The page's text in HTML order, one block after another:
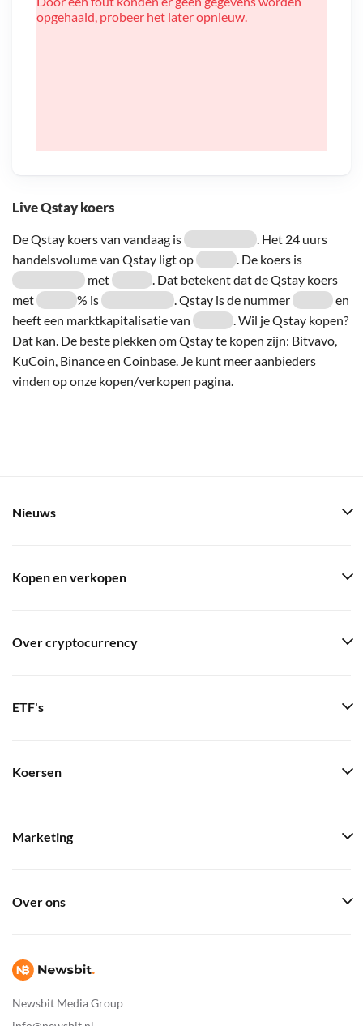
Live Qstay koers
De Qstay koers van vandaag is
. Het 24 uurs
handelsvolume van Qstay ligt op
. De koers is
met
. Dat betekent dat de Qstay koers
met
% is . Qstay is de nummer
en
heeft een marktkapitalisatie van
. Wil je Qstay kopen?
Dat kan. De beste plekken om Qstay te kopen zijn: Bitvavo,
KuCoin, Binance en Coinbase. Je kunt meer aanbieders
vinden op onze kopen/verkopen pagina.
opgehaald, probeer het later opnieuw.
Newsbit Media Group
Nieuws
Kopen en verkopen
Over cryptocurrency
ETF's
Koersen
Marketing
Over ons